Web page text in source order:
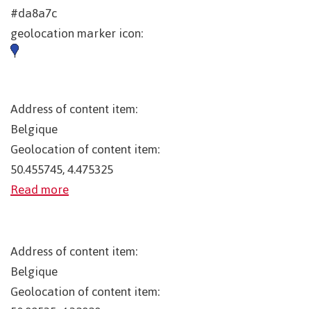
#da8a7c
geolocation marker icon:
Address of content item:
Belgique
Geolocation of content item:
50.455745, 4.475325
Read more
Address of content item:
Belgique
Geolocation of content item: